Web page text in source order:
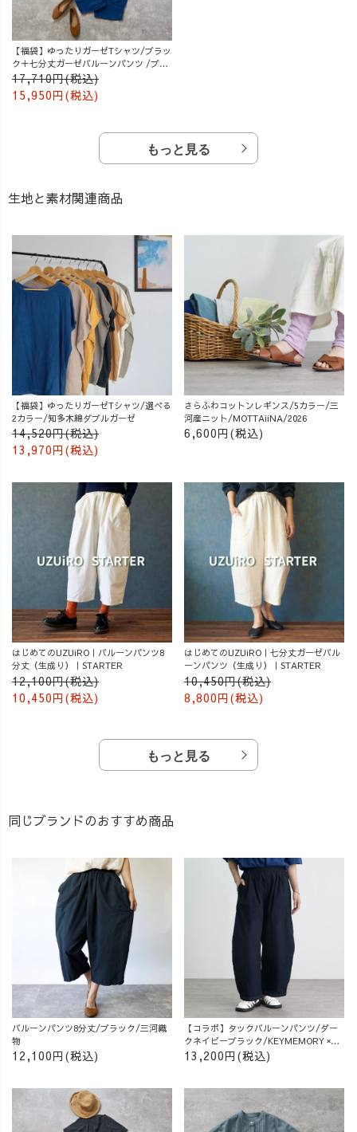
【福袋】ゆったりガーゼTシャツ/ブラッ
ク＋七分丈ガーゼバルーンパンツ /ブル
ー
17,710円(税込)
15,950円(税込)
もっと見る
生地と素材関連商品
【福袋】ゆったりガーゼTシャツ/選べる
2カラー/知多木綿ダブルガーゼ
14,520円(税込)
13,970円(税込)
さらふわコットンレギンス/5カラー/三
河産ニット/MOTTAiiNA/2026
6,600円(税込)
はじめてのUZUiRO｜バルーンパンツ8
分丈（生成り）｜STARTER
12,100円(税込)
10,450円(税込)
はじめてのUZUiRO｜七分丈ガーゼバル
ーンパンツ（生成り）｜STARTER
10,450円(税込)
8,800円(税込)
もっと見る
同じブランドのおすすめ商品
バルーンパンツ8分丈/ブラック/三河織
物
12,100円(税込)
【コラボ】タックバルーンパンツ/ダー
クネイビーブラック/KEYMEMORY ×
UZUiRO
13,200円(税込)